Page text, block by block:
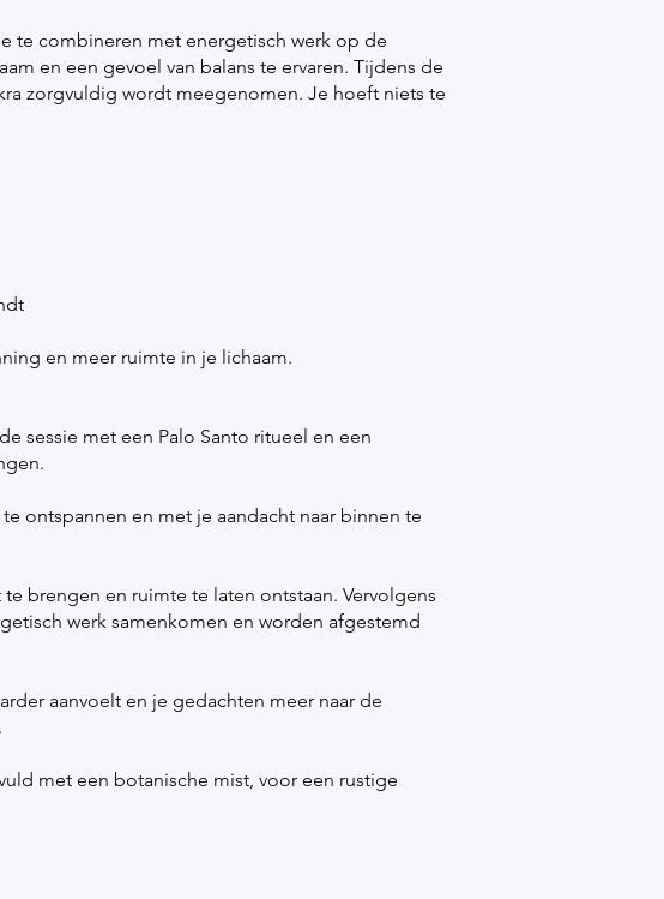
te combineren met energetisch werk op de
en een gevoel van balans te ervaren. Tijdens de
zorgvuldig wordt meegenomen. Je hoeft niets te
en meer ruimte in je lichaam.
sessie met een Palo Santo ritueel en een
ontspannen en met je aandacht naar binnen te
brengen en ruimte te laten ontstaan. Vervolgens
werk samenkomen en worden afgestemd
aanvoelt en je gedachten meer naar de
met een botanische mist, voor een rustige